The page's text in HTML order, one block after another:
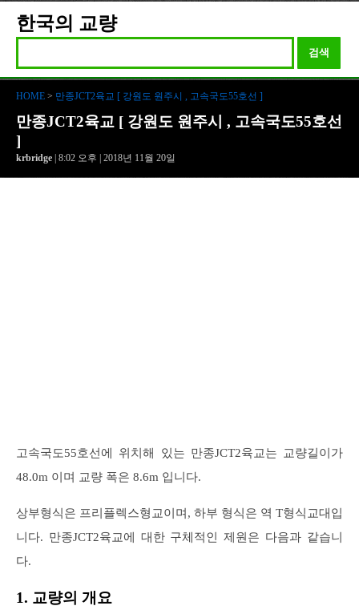
한국의 교량
검색
HOME > 만종JCT2육교 [ 강원도 원주시 , 고속국도55호선 ]
만종JCT2육교 [ 강원도 원주시 , 고속국도55호선
]
krbridge | 8:02 오후 | 2018년 11월 20일
고속국도55호선에 위치해 있는 만종JCT2육교는 교량길이가
48.0m 이며 교량 폭은 8.6m 입니다.
상부형식은 프리플렉스형교이며, 하부 형식은 역 T형식교대입
니다. 만종JCT2육교에 대한 구체적인 제원은 다음과 같습니
다.
1. 교량의 개요